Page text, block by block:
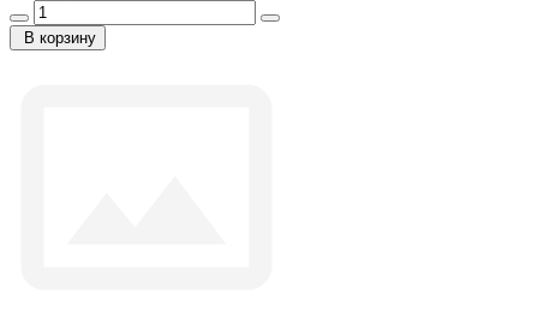
В корзину